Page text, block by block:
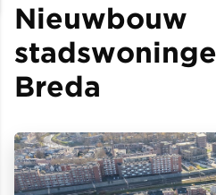
Nieuwbouw
Breda